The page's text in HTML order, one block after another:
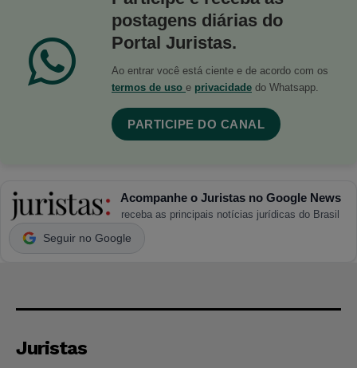
postagens diárias do
Portal Juristas.
Ao entrar você está ciente e de acordo com os
termos de uso e privacidade do Whatsapp.
PARTICIPE DO CANAL
Acompanhe o Juristas no Google News
receba as principais notícias jurídicas do Brasil
Seguir no Google
Juristas